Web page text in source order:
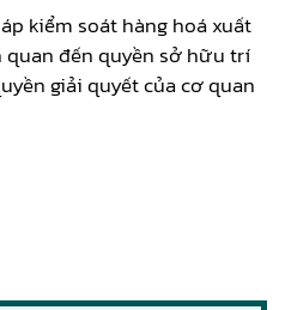
kiểm soát hàng hoá xuất
quan đến quyền sở hữu trí
giải quyết của cơ quan